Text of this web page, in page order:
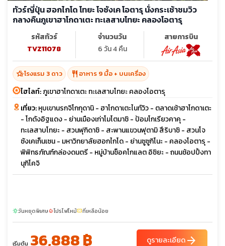
ทัวร์ญี่ปุ่น ฮอกไกโด โทยะ โจซังเค โอตารุ นั่งกระเช้าชมวิว
กลางคืนภูเขาฮาโกดาเตะ ทะเลสาบโทยะ คลองโอตารุ
รหัสทัวร์
TVZ11078
จำนวนวัน
6 วัน 4 คืน
สายการบิน
hotel_classโรงแรม 3 ดาว restaurant อาหาร 9 มื้อ + บนเครื่อง
ไฮไลท์:ภูเขาฮาโกดาเตะ ทะเลสาบโทยะ คลองโอตารุ
เที่ยว:หุบเขานรกจิโกกุดานิ - ฮาโกดาเตะไนท์วิว - ตลาดเช้าฮาโกดาเตะ
- โกดังอิฐแดง - ย่านเมืองเก่าโมโตมาชิ - ป้อมโกเรียวคาคุ -
ทะเลสาบโทยะ - สวนฟุกิดาชิ - สะพานแขวนฟุตามิ สึริบาชิ - สวนโจ
ซังเคเก็นเซน - มหาวิทยาลัยฮอกไกโด - ย่านซูซูกิโนะ - คลองโอตารุ -
พิพิทธภัณฑ์กล่องดนตรี - หมู่บ้านช็อคโกแลต อิชิยะ - ถนนช้อปปิ้งทา
นุกิโคจิ
sunnyวันหยุดพิเศษlocal_fire_departmentโปรไฟไหม้confirmation_numberที่เหลือน้อย
เริ่มต้น 36,888 ฿ ดูรายละเอียดarrow_forward